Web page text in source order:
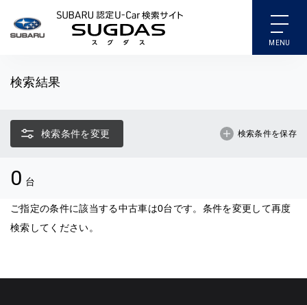
SUBARU 認定U-Car検索
検索結果
検索条件を変更 検索条件を保存
0 台
ご指定の条件に該当する中古車は0台です。条件を変更して再度
検索してください。